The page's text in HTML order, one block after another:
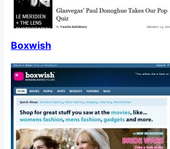
Boxwish